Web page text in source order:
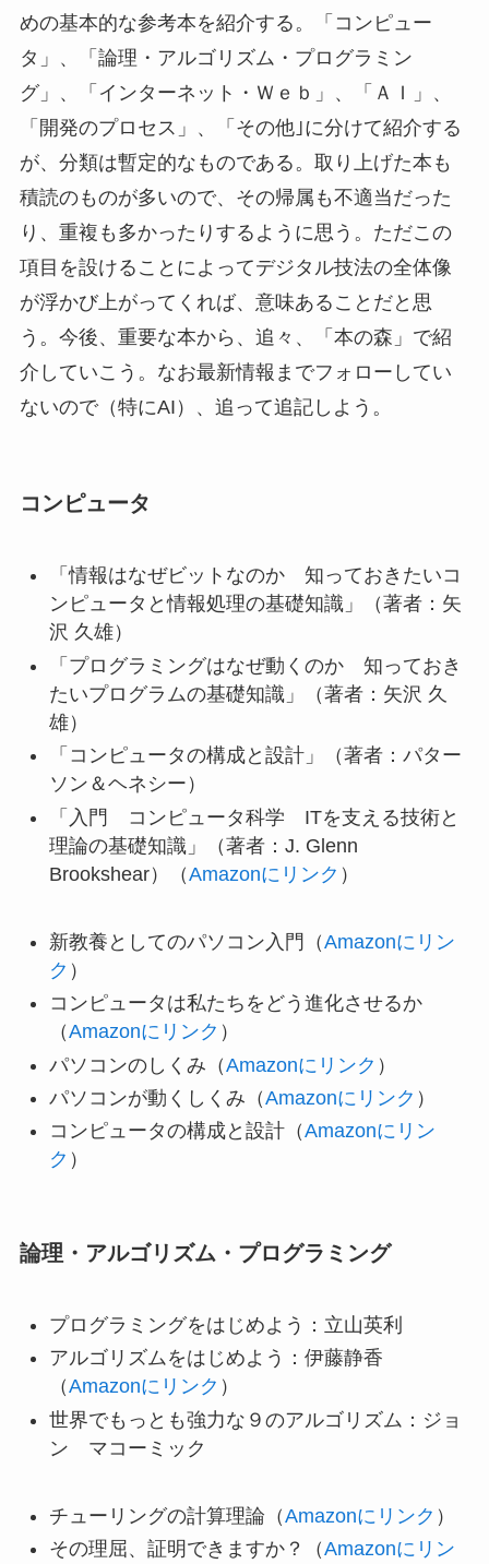
めの基本的な参考本を紹介する。「コンピュー
タ」、「論理・アルゴリズム・プログラミン
グ」、「インターネット・Ｗｅｂ」、「ＡＩ」、
「開発のプロセス」、「その他｣に分けて紹介する
が、分類は暫定的なものである。取り上げた本も
積読のものが多いので、その帰属も不適当だった
り、重複も多かったりするように思う。ただこの
項目を設けることによってデジタル技法の全体像
が浮かび上がってくれば、意味あることだと思
う。今後、重要な本から、追々、「本の森」で紹
介していこう。なお最新情報までフォローしてい
ないので（特にAI）、追って追記しよう。
コンピュータ
「情報はなぜビットなのか 知っておきたいコ
ンピュータと情報処理の基礎知識」（著者：矢
沢 久雄）
「プログラミングはなぜ動くのか 知っておき
たいプログラムの基礎知識」（著者：矢沢 久
雄）
「コンピュータの構成と設計」（著者：パター
ソン＆ヘネシー）
「入門 コンピュータ科学 ITを支える技術と
理論の基礎知識」（著者：J. Glenn
Brookshear）（Amazonにリンク ）
新教養としてのパソコン入門（Amazonにリン
ク ）
コンピュータは私たちをどう進化させるか
（Amazonにリンク ）
パソコンのしくみ（Amazonにリンク ）
パソコンが動くしくみ（Amazonにリンク ）
コンピュータの構成と設計（Amazonにリン
ク ）
論理・アルゴリズム・プログラミング
プログラミングをはじめよう：立山英利
アルゴリズムをはじめよう：伊藤静香
（Amazonにリンク ）
世界でもっとも強力な９のアルゴリズム：ジョ
ン マコーミック
チューリングの計算理論（Amazonにリンク ）
その理屈、証明できますか？（Amazonにリン